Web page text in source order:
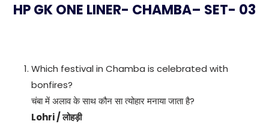
HP GK ONE LINER- CHAMBA– SET- 03
Which festival in Chamba is celebrated with
bonfires?
चंबा में अलाव के साथ कौन सा त्योहार मनाया जाता है?
Lohri / लोहड़ी